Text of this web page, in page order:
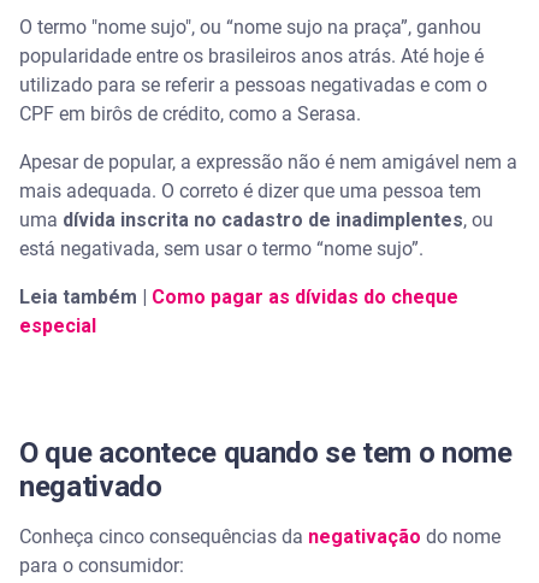
O termo "nome sujo", ou “nome sujo na praça”, ganhou
popularidade entre os brasileiros anos atrás. Até hoje é
utilizado para se referir a pessoas negativadas e com o
CPF em birôs de crédito, como a Serasa.
Apesar de popular, a expressão não é nem amigável nem a
mais adequada. O correto é dizer que uma pessoa tem
uma dívida inscrita no cadastro de inadimplentes, ou
está negativada, sem usar o termo “nome sujo”.
Leia também | Como pagar as dívidas do cheque
especial
O que acontece quando se tem o nome
negativado
Conheça cinco consequências da negativação do nome
para o consumidor: